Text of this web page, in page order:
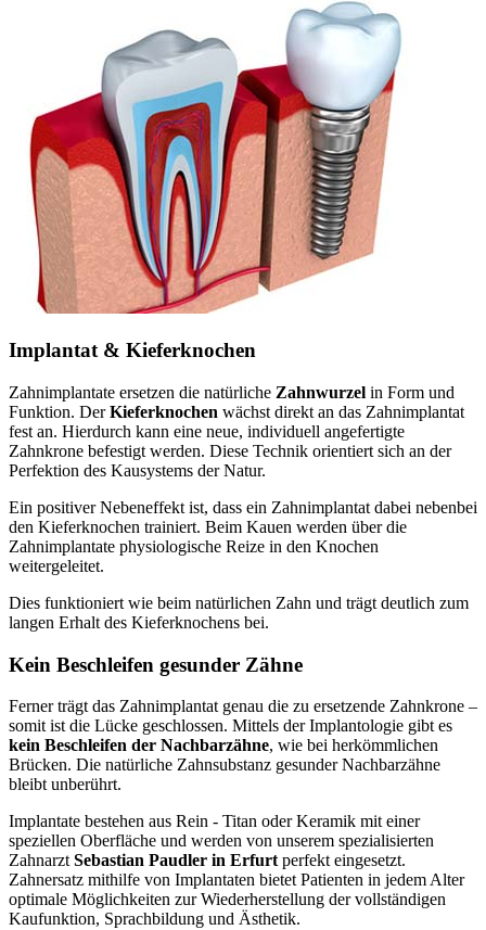
Implantat & Kieferknochen
Zahnimplantate ersetzen die natürliche Zahnwurzel in Form und
Funktion. DerKieferknochen wächst direkt an das Zahnimplantat
fest an. Hierdurch kann eine neue, individuell angefertigte
Zahnkrone befestigt werden. Diese Technik orientiert sich an der
Perfektion des Kausystems der Natur.
Ein positiver Nebeneffekt ist, dass ein Zahnimplantat dabei nebenbei
den Kieferknochen trainiert. Beim Kauen werden über die
Zahnimplantate physiologische Reize in den Knochen
weitergeleitet.
Dies funktioniert wie beim natürlichen Zahn und trägt deutlich zum
langen Erhalt des Kieferknochens bei.
Kein Beschleifen gesunder Zähne
Ferner trägt das Zahnimplantat genau die zu ersetzende Zahnkrone –
somit ist die Lücke geschlossen. Mittels der Implantologie gibt es
kein Beschleifen der Nachbarzähne, wie bei herkömmlichen
Brücken. Die natürliche Zahnsubstanz gesunder Nachbarzähne
bleibt unberührt.
Implantate bestehen aus Rein - Titan oder Keramik mit einer
speziellen Oberfläche und werden von unserem spezialisierten
Zahnarzt Sebastian Paudler in Erfurt perfekt eingesetzt.
Zahnersatz mithilfe von Implantaten bietet Patienten in jedem Alter
optimale Möglichkeiten zur Wiederherstellung der vollständigen
Kaufunktion, Sprachbildung und Ästhetik.